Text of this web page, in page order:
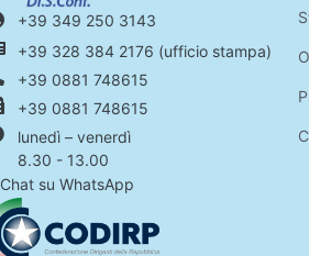
+39 349 250 3143
+39 328 384 2176 (ufficio stampa)
+39 0881 748615
+39 0881 748615
lunedì – venerdì
8.30 - 13.00
Chat su WhatsApp